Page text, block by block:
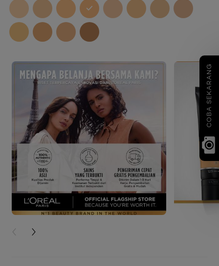
COBA SEKARANG
PREVIOUS CARD
NEXT CARD